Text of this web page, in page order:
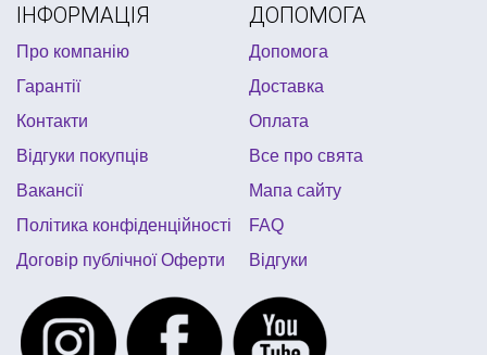
товари для вечірки хелловін
гавайська вечірка декор
декор на хелловін
декоративні подушки
карнавальні окуляри
ІНФОРМАЦІЯ
Про компанію
Гарантії
Контакти
Відгуки покупців
Вакансії
Політика конфіденційності
Договір публічної Оферти
ДОПОМОГА
Допомога
Доставка
Оплата
Все про свята
Мапа сайту
FAQ
Відгуки